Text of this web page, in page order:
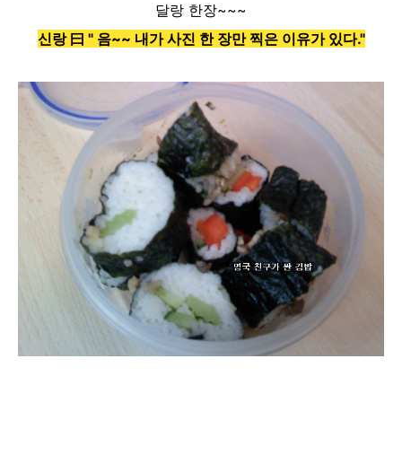
달랑 한장~~~
신랑 曰 " 음~~ 내가 사진 한 장만 찍은 이유가 있다."